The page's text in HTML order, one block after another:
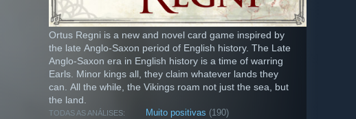
Ortus Regni is a new and novel card game inspired by
the late Anglo-Saxon period of English history. The Late
Anglo-Saxon era in English history is a time of warring
Earls. Minor kings all, they claim whatever lands they
can. All the while, the Vikings roam not just the sea, but
the land.
TODAS AS ANÁLISES: Muito positivas (190)